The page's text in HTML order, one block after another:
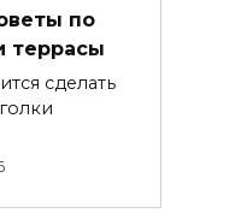
по
террасы
сделать